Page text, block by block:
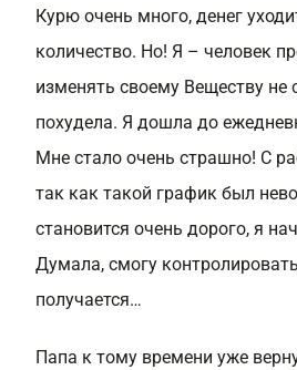
Курю очень много, денег
количество. Но! Я – человек
изменять своему Веществу не
похудела. Я дошла до
Мне стало очень страшно! С
так как такой график был
становится очень дорого, я
Думала, смогу
получается…
Папа к тому времени уже